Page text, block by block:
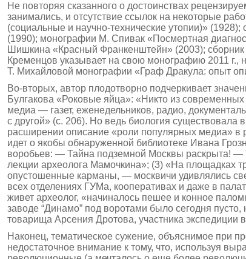
Не повторяя сказанного о достоинствах
занимались, и отсутствие ссылок на некоторые
(социальные и научно-технические утопии)»
(1990); монографии М. Спивак «Посмертная
Шишкина «Красный Франкенштейн» (2003); сборник
Кременцов указывает на свою монографию 2011 г.,
Т. Михайловой монографии «Граф Дракула: опыт
Во-вторых, автор плодотворно подчеркивает
Булгакова «Роковые яйца»: «Никто из
медиа — газет, еженедельников, радио,
с другой» (с. 206). Но ведь биология существовала
расширении описание «роли популярных медиа» в
идет о якобы обна­руженной библиотеке Ивана
воробьев: — Тайна подземной Москвы раскрыта! —
лекции археолога Мамочкина»; (3) «На площадках
опустошенные карманы, — москвичи удивлялись
всех отделениях ГУМа, кооперативах и даже в
живет археолог, «начиналось пешее и конное
заводе “Динамо” под воротами было сегодня
товарища Арсения Дротова, участника экспедиции
Наконец, тематическое сужение, объяснимое при
недостаточное внимание к тому, что, используя